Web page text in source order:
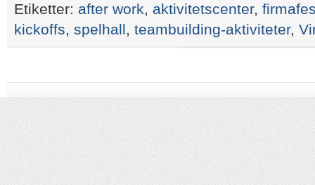
Etiketter: after work, aktivitetscenter,
kickoffs, spelhall, teambuilding-aktiviteter,